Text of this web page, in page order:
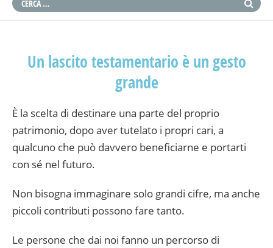
Un lascito testamentario è un gesto
grande
È la scelta di destinare una parte del proprio
patrimonio, dopo aver tutelato i propri cari, a
qualcuno che può davvero beneficiarne e portarti
con sé nel futuro.
Non bisogna immaginare solo grandi cifre, ma anche
piccoli contributi possono fare tanto.
Le persone che dai noi fanno un percorso di